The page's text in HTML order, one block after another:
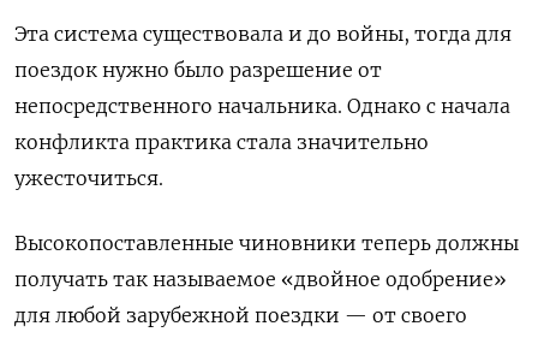
Эта система существовала и до войны, тогда для
поездок нужно было разрешение от
непосредственного начальника. Однако с начала
конфликта практика стала значительно
ужесточиться.
Высокопоставленные чиновники теперь должны
получать так называемое «двойное одобрение»
для любой зарубежной поездки — от своего